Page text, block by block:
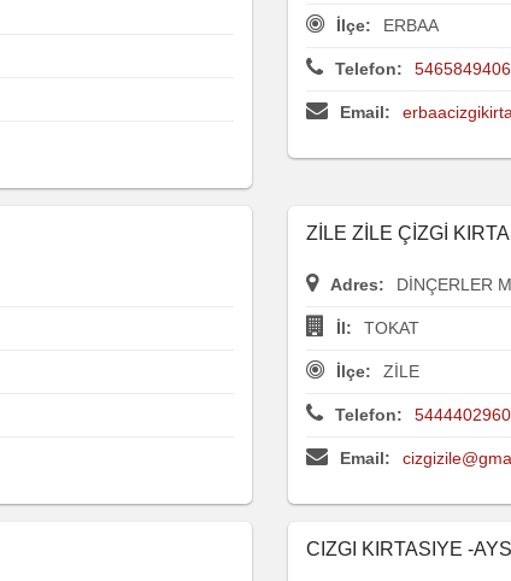
İlçe: ERBAA
Telefon: 5465849406
Email:
ZİLE ZİLE ÇİZGİ
Adres: DİNÇERLER
İl: TOKAT
İlçe: ZİLE
Telefon: 5444402960
Email:
CIZGI KIRTASIYE -